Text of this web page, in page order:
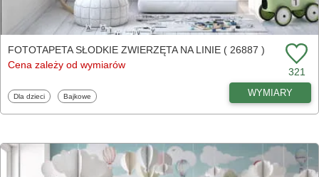
FOTOTAPETA SŁODKIE ZWIERZĘTA NA LINIE ( 26887 )
Cena zależy od wymiarów
321
Fototapety
Dla dzieci Fototapety
Bajkowe WYMIARY